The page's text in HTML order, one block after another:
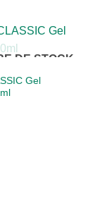
DE STOCK
Gel